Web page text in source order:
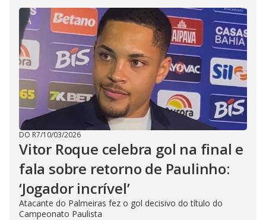
DO R7/10/03/2026
Vitor Roque celebra gol na final e
fala sobre retorno de Paulinho:
‘Jogador incrível’
Atacante do Palmeiras fez o gol decisivo do título do
Campeonato Paulista